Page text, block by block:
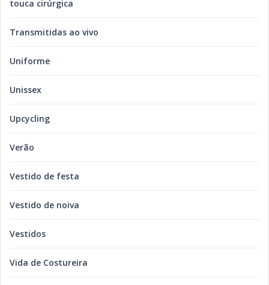
touca cirúrgica
Transmitidas ao vivo
Uniforme
Unissex
Upcycling
Verão
Vestido de festa
Vestido de noiva
Vestidos
Vida de Costureira